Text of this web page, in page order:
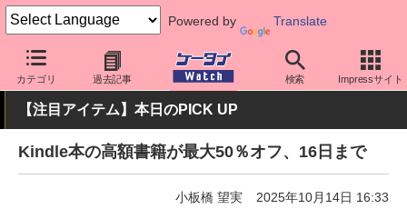
Powered by Translate
カテゴリ 過去記事 検索 Impressサイト
ケータイ Watch アプリ・サービス 決済/金融
【注目アイテム】本日のPICK UP
Kindle本の高額書籍が最大50％オフ、16日まで
小板橋 望実 2025年10月14日 16:33